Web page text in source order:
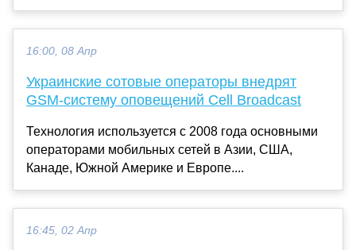
16:00, 08 Апр
Украинские сотовые операторы внедрят
GSM-систему оповещений Cell Broadcast
Технология используется с 2008 года основными
операторами мобильных сетей в Азии, США,
Канаде, Южной Америке и Европе....
16:45, 02 Апр